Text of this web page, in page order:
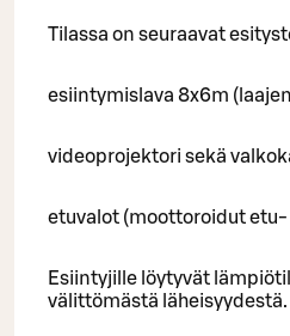
Tilassa on seuraavat
esiintymislava 8x6m
videoprojektori sekä
etuvalot (moottoroidut etu-
Esiintyjille löytyvät
välittömästä läheisyydestä.